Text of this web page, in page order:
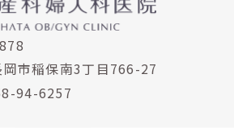
岡市稲保南3丁目766-27
94-6257